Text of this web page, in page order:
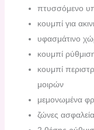
πτυσσόμενο
κουμπί για
υφασμάτινο
κουμπί
κουμπί
μοιρών
μεμονωμένα
ζώνες